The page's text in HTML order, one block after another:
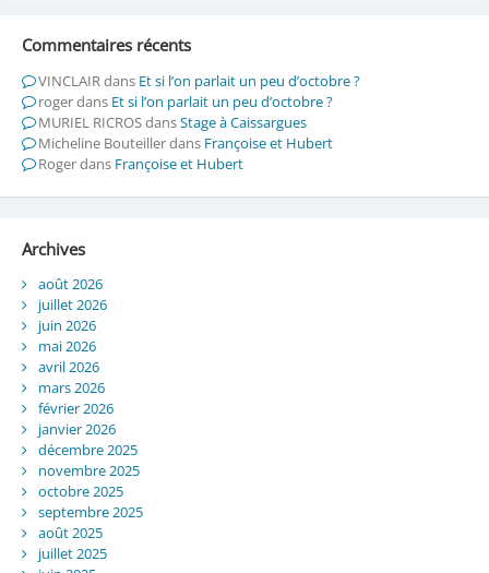
Commentaires récents
VINCLAIRdans Et si l’on parlait un peu d’octobre ?
rogerdans Et si l’on parlait un peu d’octobre ?
MURIEL RICROSdansStage à Caissargues
Micheline Bouteillerdans Françoise et Hubert
Rogerdans Françoise et Hubert
Archives
août 2026
juillet 2026
juin 2026
mai 2026
avril 2026
mars 2026
février 2026
janvier 2026
décembre 2025
novembre 2025
octobre 2025
septembre 2025
août 2025
juillet 2025